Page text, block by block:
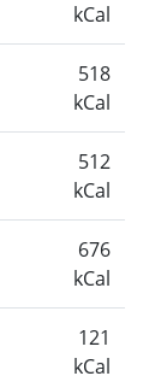
kCal
518
kCal
512
kCal
676
kCal
121
kCal